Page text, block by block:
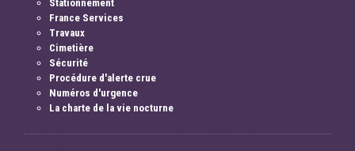
Stationnement
France Services
Travaux
Cimetière
Sécurité
Procédure d'alerte crue
Numéros d'urgence
La charte de la vie nocturne